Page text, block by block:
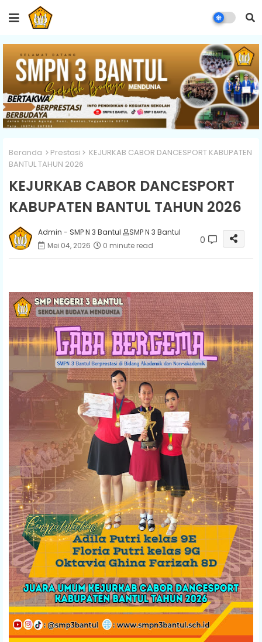
Beranda Prestasi
KEJURKAB CABOR DANCESPORT KABUPATEN
BANTUL TAHUN 2026
KEJURKAB CABOR DANCESPORT
KABUPATEN BANTUL TAHUN 2026
Admin - SMP N 3 Bantul
SMP N 3 Bantul
Mei 04, 2026
0 minute read 0